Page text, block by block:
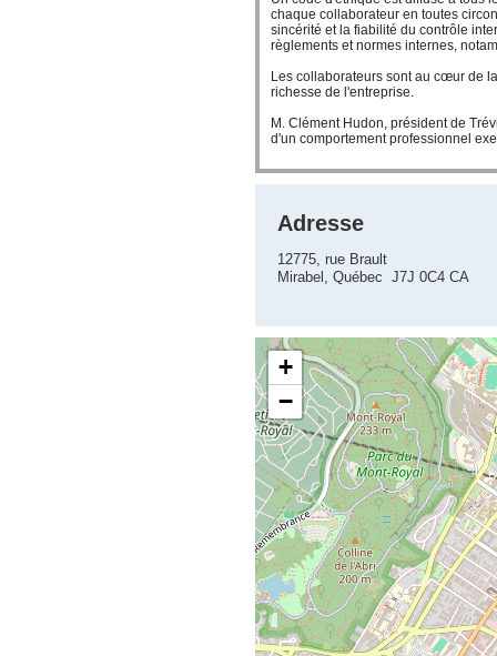
chaque collaborateur en toutes
sincérité et la fiabilité du contrôle
règlements et normes internes,
Les collaborateurs sont au cœur de
richesse de l'entreprise.
M. Clément Hudon, président de
d'un comportement professionnel
Adresse
12775, rue Brault
Mirabel, Québec J7J 0C4 CA
+
−